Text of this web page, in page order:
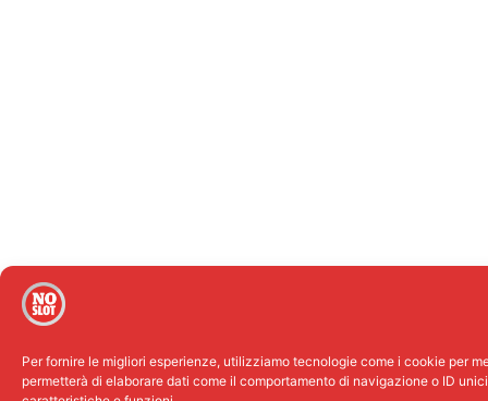
Per fornire le migliori esperienze, utilizziamo tecnologie come i cookie per
permetterà di elaborare dati come il comportamento di navigazione o ID